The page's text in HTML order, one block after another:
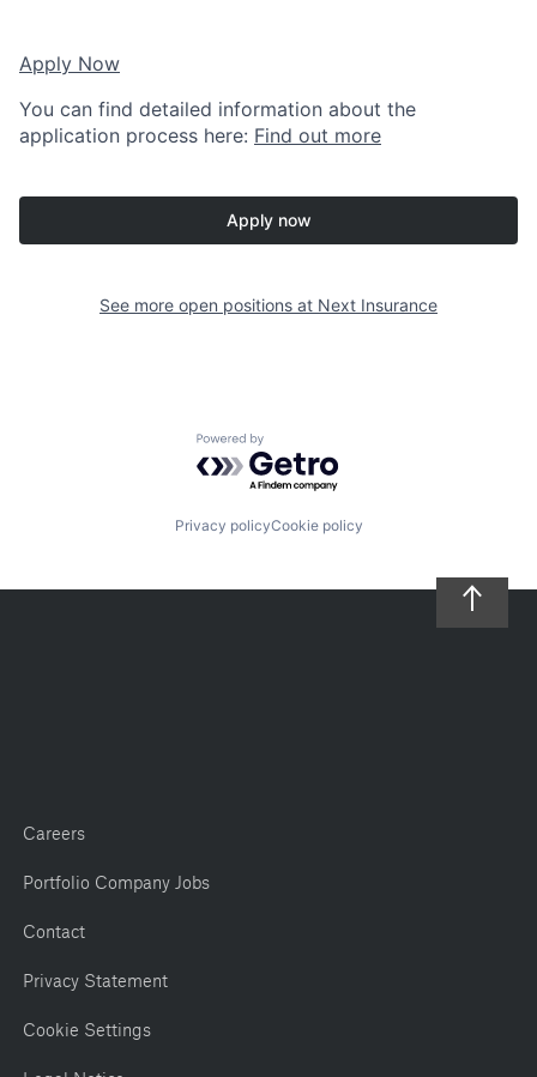
Apply Now
You can find detailed information about the
application process here: Find out more
Apply now
See more open positions at Next Insurance
Powered by Getro.com
Privacy policyCookie policy
Careers
Portfolio Company Jobs
Contact
Privacy Statement
Cookie Settings